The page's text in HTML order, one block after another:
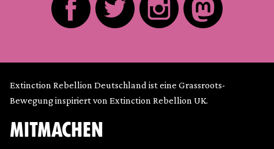
Extinction Rebellion Deutschland ist eine Grassroots-
Bewegung inspiriert von Extinction Rebellion UK.
MITMACHEN